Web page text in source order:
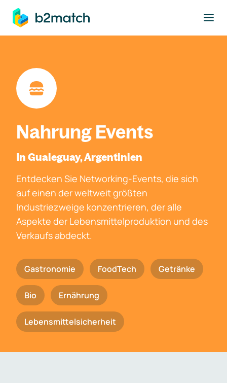
springen
Nahrung Events
In Gualeguay, Argentinien
Entdecken Sie Networking-Events, die sich
auf einen der weltweit größten
Industriezweige konzentrieren, der alle
Aspekte der Lebensmittelproduktion und des
Verkaufs abdeckt.
Gastronomie FoodTech Getränke
Bio Ernährung
Lebensmittelsicherheit